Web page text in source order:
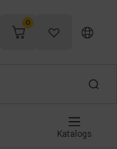
0
Katalogs